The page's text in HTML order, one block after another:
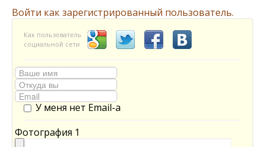
Войти как зарегистрированный пользователь.
Как пользователь
социальной сети
У меня нет Email-а
Фотография 1